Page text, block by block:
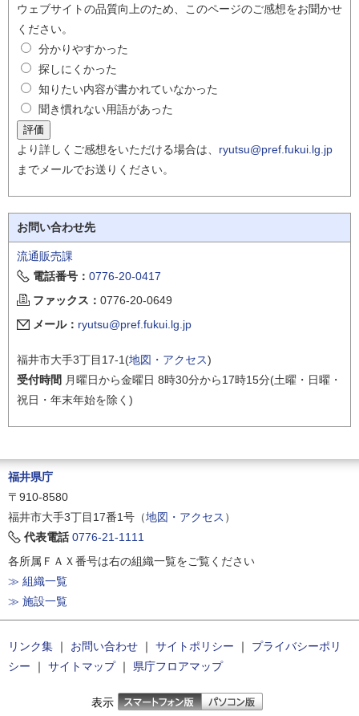
ウェブサイトの品質向上のため、このページのご感想をお聞かせ
ください。
分かりやすかった
探しにくかった
知りたい内容が書かれていなかった
聞き慣れない用語があった
より詳しくご感想をいただける場合は、 ryutsu@pref.fukui.lg.jp
までメールでお送りください。
お問い合わせ先
流通販売課
電話番号： 0776-20-0417
ファックス： 0776-20-0649
メール： ryutsu@pref.fukui.lg.jp
福井市大手3丁目17-1(地図・アクセス)
受付時間 月曜日から金曜日 8時30分から17時15分(土曜・日曜・
祝日・年末年始を除く)
福井県庁
〒910-8580
福井市大手3丁目17番1号（地図・アクセス ）
代表電話 0776-21-1111
各所属ＦＡＸ番号は右の組織一覧をご覧ください
≫ 組織一覧
≫ 施設一覧
リンク集 ｜ お問い合わせ ｜ サイトポリシー ｜
プライバシーポリ
シー ｜ サイトマップ｜ 県庁フロアマップ
表示